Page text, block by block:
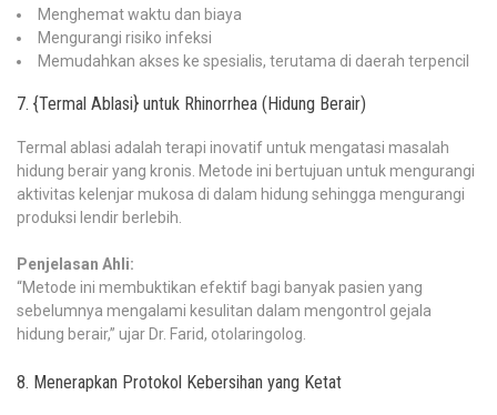
Menghemat waktu dan biaya
Mengurangi risiko infeksi
Memudahkan akses ke spesialis, terutama di daerah terpencil
7. {Termal Ablasi} untuk Rhinorrhea (Hidung Berair)
Termal ablasi adalah terapi inovatif untuk mengatasi masalah
hidung berair yang kronis. Metode ini bertujuan untuk mengurangi
aktivitas kelenjar mukosa di dalam hidung sehingga mengurangi
produksi lendir berlebih.
Penjelasan Ahli:
“Metode ini membuktikan efektif bagi banyak pasien yang
sebelumnya mengalami kesulitan dalam mengontrol gejala
hidung berair,” ujar Dr. Farid, otolaringolog.
8. Menerapkan Protokol Kebersihan yang Ketat